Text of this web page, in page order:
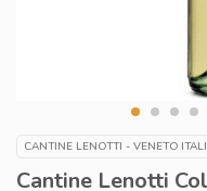
CANTINE LENOTTI - VENETO
Cantine Lenotti